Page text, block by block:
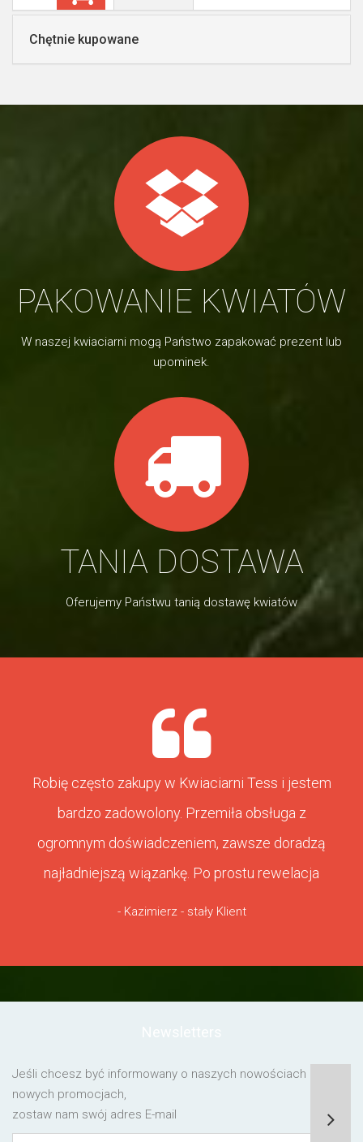
Chętnie kupowane
PAKOWANIE KWIATÓW
W naszej kwiaciarni mogą Państwo zapakować prezent lub
upominek.
TANIA DOSTAWA
Oferujemy Państwu tanią dostawę kwiatów
Robię często zakupy w Kwiaciarni Tess i jestem
bardzo zadowolony. Przemiła obsługa z
ogromnym doświadczeniem, zawsze doradzą
najładniejszą wiązankę. Po prostu rewelacja
- Kazimierz - stały Klient
Jeśli chcesz być informowany o naszych nowościach lub o
nowych promocjach,
zostaw nam swój adres E-mail